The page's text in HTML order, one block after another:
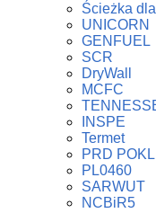
Ścieżka
UNICORN
GENFUEL
SCR
DryWall
MCFC
INSPE
Termet
PRD POKL
PL0460
SARWUT
NCBiR5